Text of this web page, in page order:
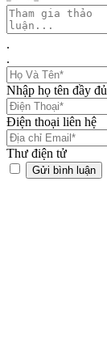
.
.
Nhập họ tên đầy đủ
Điện thoại liên hệ
Thư điện tử